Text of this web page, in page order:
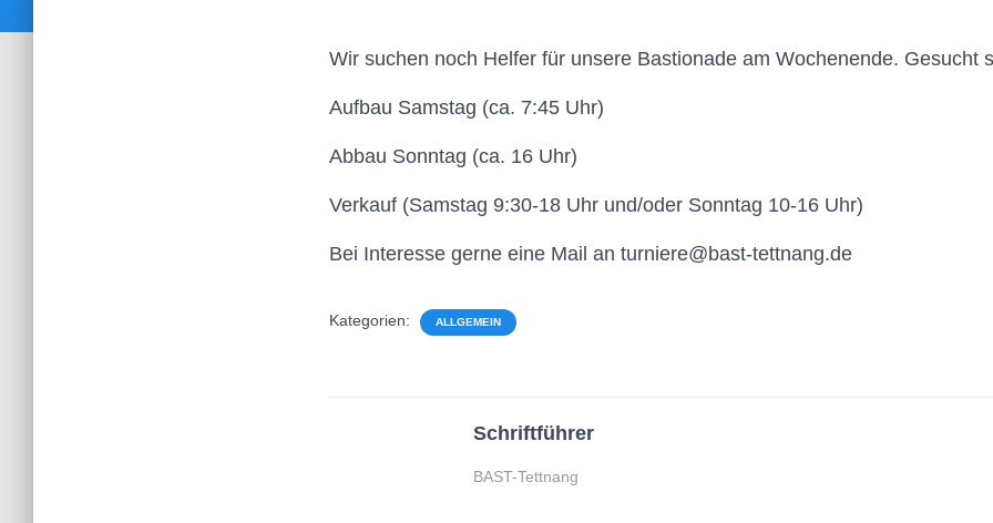
Wir suchen noch Helfer für unsere Bastionade am Wochenende. Gesucht
Aufbau Samstag (ca. 7:45 Uhr)
Abbau Sonntag (ca. 16 Uhr)
Verkauf (Samstag 9:30-18 Uhr und/oder Sonntag 10-16 Uhr)
Bei Interesse gerne eine Mail an turniere@bast-tettnang.de
Kategorien: ALLGEMEIN
Schriftführer
BAST-Tettnang